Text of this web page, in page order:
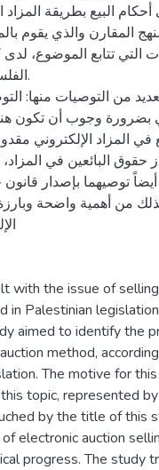
البيع بطريقة المزاد
المقارن والذي يقوم
التي تتابع الموضوع،
من التوصيات منها:
بضرورة وجوب أن تكون
المزاد الإلكتروني
حقوق البائعين في
توصيهما بإصدار
لذلك من أهمية واضحة
with the issue of
in Palestinian
aimed to identify the
method,
The motive for
topic, represented
by the title of this
electronic auction
progress. The study